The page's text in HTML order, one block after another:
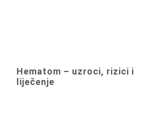
Hematom – uzroci, rizici i
liječenje